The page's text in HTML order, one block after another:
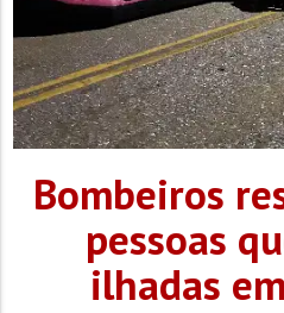
Bombeiros
pessoas
ilhadas